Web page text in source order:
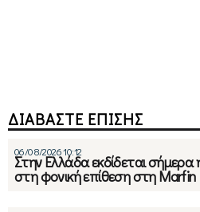
ΔΙΑΒΑΣΤΕ ΕΠΙΣΗΣ
06/08/2026 10:12
Στην Ελλάδα εκδίδεται
στη φονική επίθεση στη Marfin